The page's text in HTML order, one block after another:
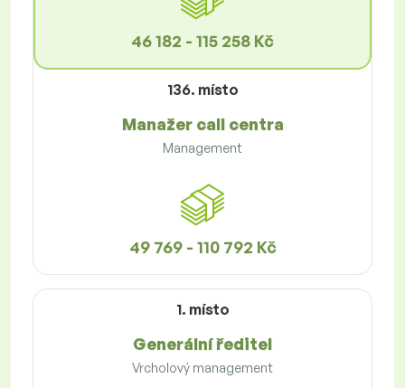
46 182 - 115 258 Kč
136. místo
Manažer call centra
Management
49 769 - 110 792 Kč
1. místo
Generální ředitel
Vrcholový management